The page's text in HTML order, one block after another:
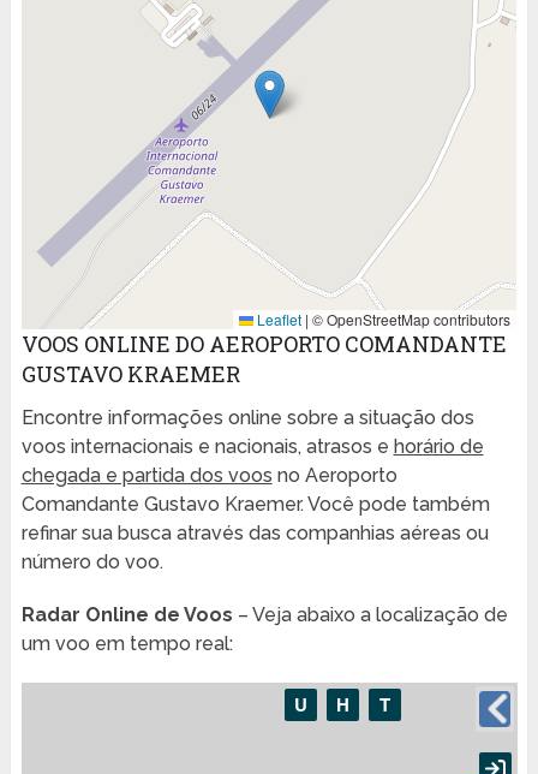
Leaflet | © OpenStreetMap contributors
VOOS ONLINE DO AEROPORTO COMANDANTE
GUSTAVO KRAEMER
Encontre informações online sobre a situação dos
voos internacionais e nacionais, atrasos e horário de
chegada e partida dos voos no Aeroporto
Comandante Gustavo Kraemer. Você pode também
refinar sua busca através das companhias aéreas ou
número do voo.
Radar Online de Voos – Veja abaixo a localização de
um voo em tempo real: